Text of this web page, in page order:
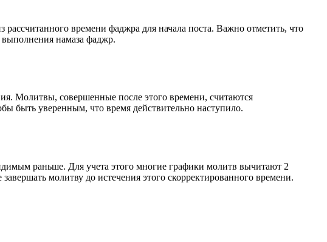
времени фаджра для начала поста. Важно отметить, что
выполнения намаза фаджр.
Молитвы, совершенные после этого времени, считаются
быть уверенным, что время действительно наступило.
раньше. Для учета этого многие графики молитв вычитают 2
молитву до истечения этого скорректированного времени.